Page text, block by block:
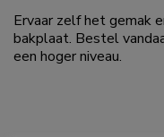
Ervaar zelf het gemak
bakplaat. Bestel
een hoger niveau.